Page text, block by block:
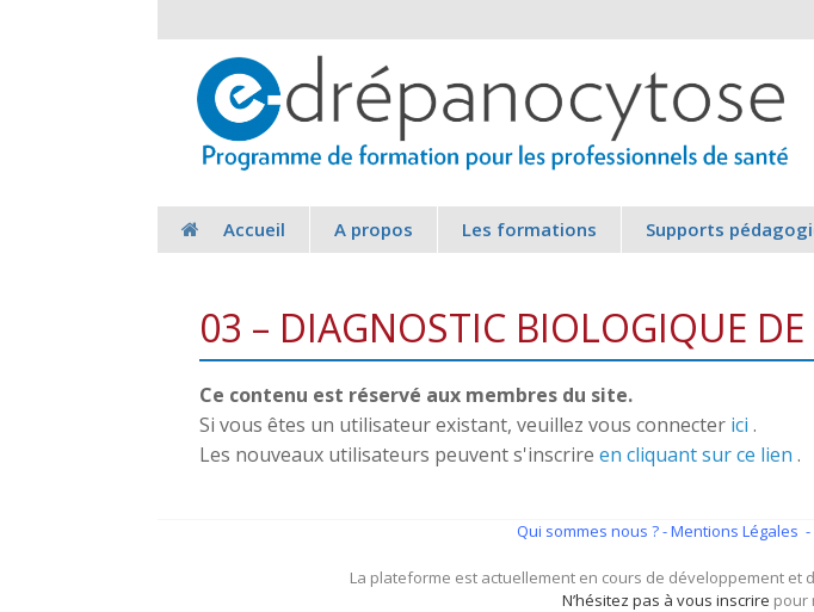
Accueil A propos Les formations Supports
03 – DIAGNOSTIC BIOLOGIQUE
Ce contenu est réservé aux membres du site.
Si vous êtes un utilisateur existant, veuillez vous connecter ici .
Les nouveaux utilisateurs peuvent s'inscrire en cliquant sur ce lien .
Qui sommes nous ?- Mentions Légales -
La plateforme est actuellement en cours de développement
N’hésitez pas à vous inscrire pour